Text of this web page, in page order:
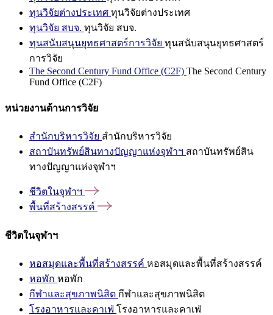
ทุนวิจัยต่างประเทศ ทุนวิจัยต่างประเทศ
ทุนวิจัย สบจ. ทุนวิจัย สบจ.
ทุนสนับสนุนยุทธศาสตร์การวิจัย ทุนสนับสนุนยุทธศาสตร์
การวิจัย
The Second Century Fund Office (C2F) The Second Century
Fund Office (C2F)
หน่วยงานด้านการวิจัย
สำนักบริหารวิจัย สำนักบริหารวิจัย
สถาบันทรัพย์สินทางปัญญาแห่งจุฬาฯ สถาบันทรัพย์สิน
ทางปัญญาแห่งจุฬาฯ
ชีวิตในจุฬาฯ
พื้นที่สร้างสรรค์
ชีวิตในจุฬาฯ
หอสมุดและพื้นที่สร้างสรรค์ หอสมุดและพื้นที่สร้างสรรค์
หอพัก หอพัก
กีฬาและสุขภาพนิสิต กีฬาและสุขภาพนิสิต
โรงอาหารและคาเฟ่ โรงอาหารและคาเฟ่